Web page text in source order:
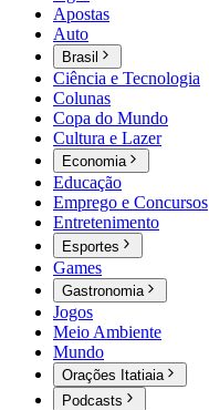
Apostas
Auto
Brasil
Ciência e Tecnologia
Colunas
Copa do Mundo
Cultura e Lazer
Economia
Educação
Emprego e Concursos
Entretenimento
Esportes
Games
Gastronomia
Jogos
Meio Ambiente
Mundo
Orações Itatiaia
Podcasts